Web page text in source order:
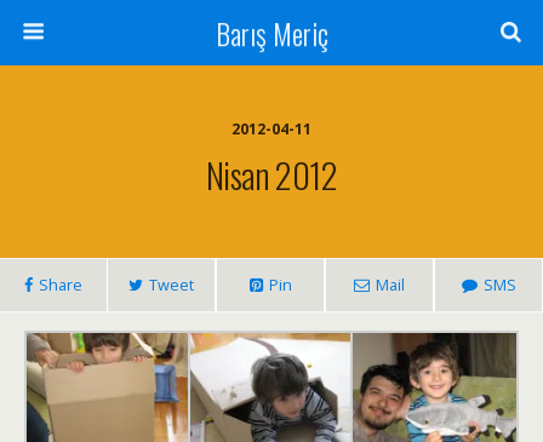
Barış Meriç
2012-04-11
Nisan 2012
Share Tweet Pin Mail SMS